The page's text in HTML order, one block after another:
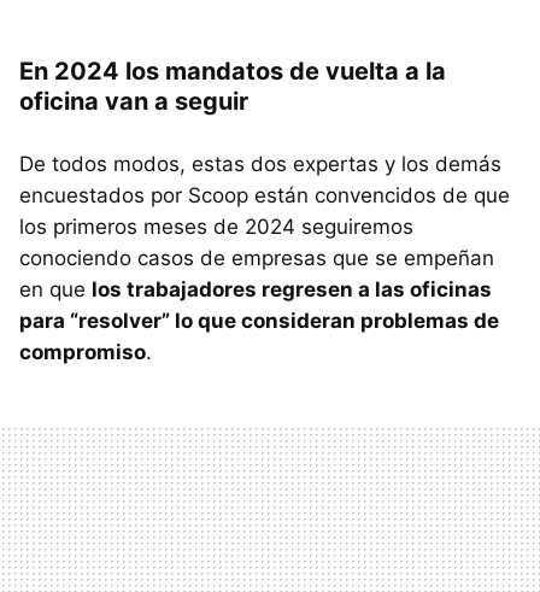
En 2024 los mandatos de vuelta a la
oficina van a seguir
De todos modos, estas dos expertas y los demás
encuestados por Scoop están convencidos de que
los primeros meses de 2024 seguiremos
conociendo casos de empresas que se empeñan
en que los trabajadores regresen a las oficinas
para “resolver” lo que consideran problemas de
compromiso.